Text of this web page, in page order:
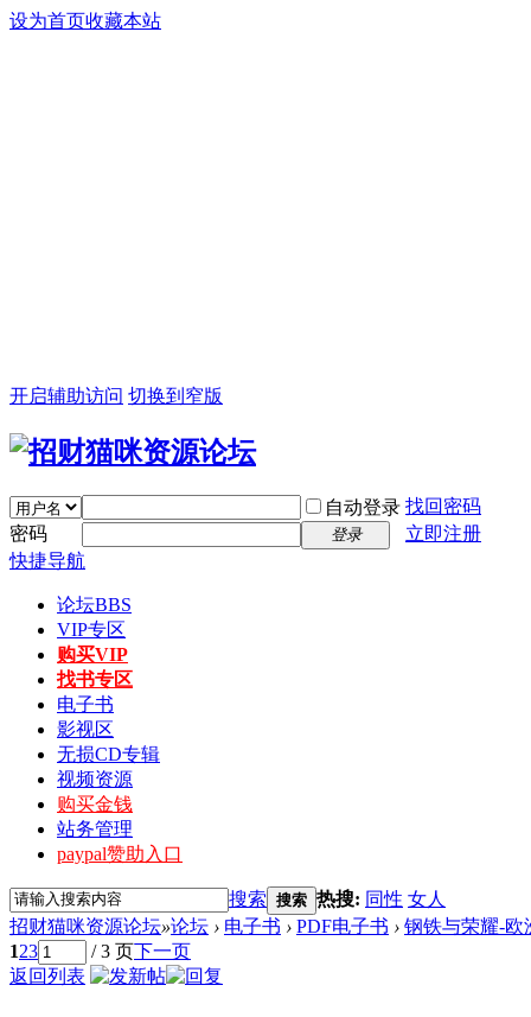
设为首页收藏本站
开启辅助访问 切换到窄版
自动登录 找回密码
密码
登录
立即注册
快捷导航
论坛BBS
VIP专区
购买VIP
找书专区
电子书
影视区
无损CD专辑
视频资源
购买金钱
站务管理
paypal赞助入口
搜索 搜索 热搜: 同性 女人
招财猫咪资源论坛»论坛 › 电子书 › PDF电子书 › 钢铁与荣耀-欧
123 / 3 页下一页
返回列表